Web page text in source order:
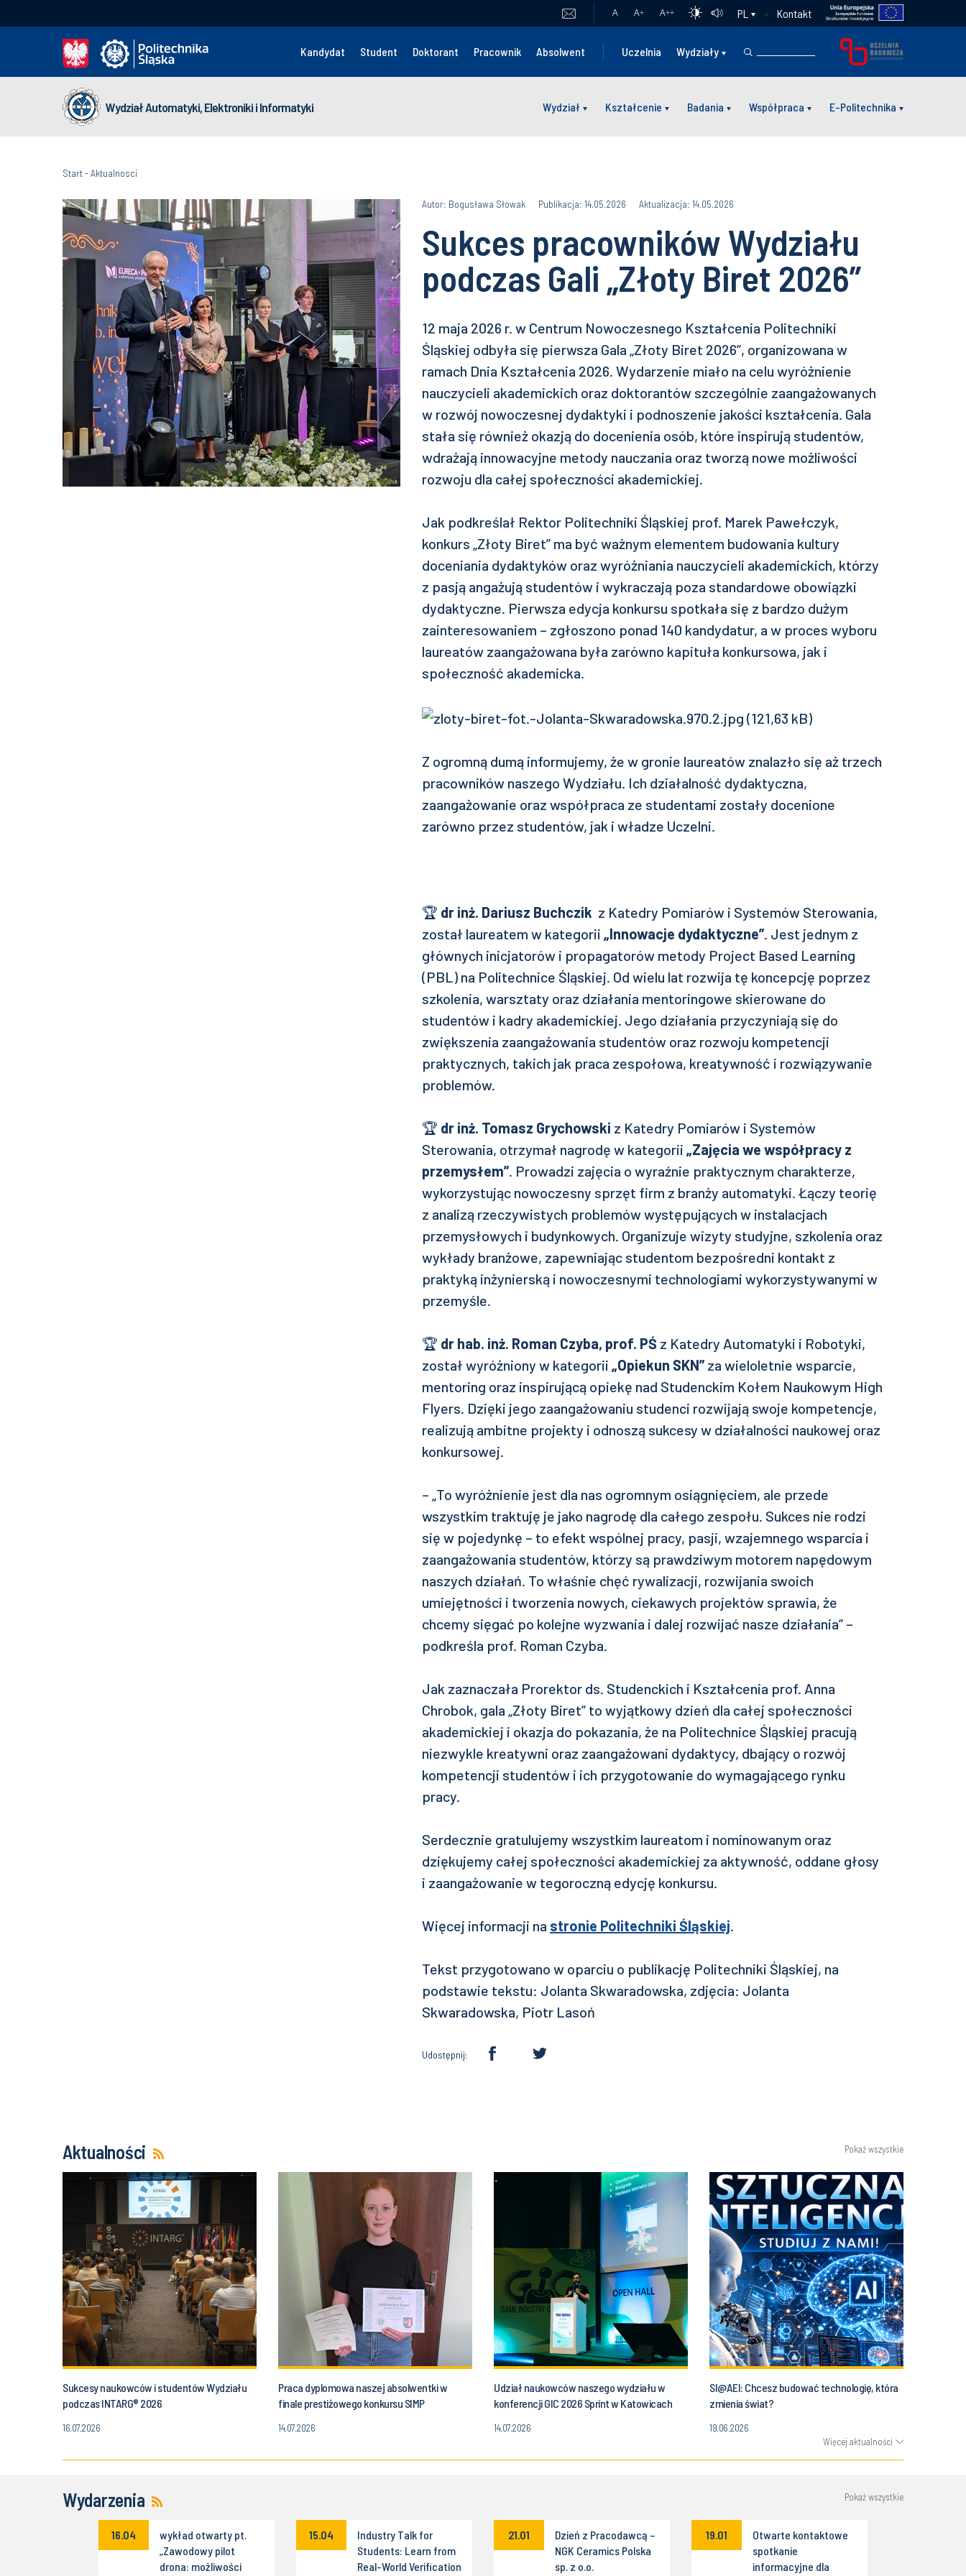
A A+ A++ PL Kontakt
Kandydat Student Doktorant Pracownik Absolwent Uczelnia Wydziały
Wydział Automatyki, Elektroniki i Informatyki Wydział Kształcenie Badania Współpraca E-Politechnika
Start-Aktualnosci
Autor: Bogusława Słowak Publikacja: 14.05.2026 Aktualizacja: 14.05.2026
Sukces pracowników Wydziału
podczas Gali „Złoty Biret 2026”
12 maja 2026 r. w Centrum Nowoczesnego Kształcenia Politechniki
Śląskiej odbyła się pierwsza Gala „Złoty Biret 2026”, organizowana w
ramach Dnia Kształcenia 2026. Wydarzenie miało na celu wyróżnienie
nauczycieli akademickich oraz doktorantów szczególnie zaangażowanych
w rozwój nowoczesnej dydaktyki i podnoszenie jakości kształcenia. Gala
stała się również okazją do docenienia osób, które inspirują studentów,
wdrażają innowacyjne metody nauczania oraz tworzą nowe możliwości
rozwoju dla całej społeczności akademickiej.
Jak podkreślał Rektor Politechniki Śląskiej prof. Marek Pawełczyk,
konkurs „Złoty Biret” ma być ważnym elementem budowania kultury
doceniania dydaktyków oraz wyróżniania nauczycieli akademickich, którzy
z pasją angażują studentów i wykraczają poza standardowe obowiązki
dydaktyczne. Pierwsza edycja konkursu spotkała się z bardzo dużym
zainteresowaniem – zgłoszono ponad 140 kandydatur, a w proces wyboru
laureatów zaangażowana była zarówno kapituła konkursowa, jak i
społeczność akademicka.
Z ogromną dumą informujemy, że w gronie laureatów znalazło się aż trzech
pracowników naszego Wydziału. Ich działalność dydaktyczna,
zaangażowanie oraz współpraca ze studentami zostały docenione
zarówno przez studentów, jak i władze Uczelni.
🏆 dr inż. Dariusz Buchczik z Katedry Pomiarów i Systemów Sterowania,
został laureatem w kategorii „Innowacje dydaktyczne”. Jest jednym z
głównych inicjatorów i propagatorów metody Project Based Learning
(PBL) na Politechnice Śląskiej. Od wielu lat rozwija tę koncepcję poprzez
szkolenia, warsztaty oraz działania mentoringowe skierowane do
studentów i kadry akademickiej. Jego działania przyczyniają się do
zwiększenia zaangażowania studentów oraz rozwoju kompetencji
praktycznych, takich jak praca zespołowa, kreatywność i rozwiązywanie
problemów.
🏆 dr inż. Tomasz Grychowski z Katedry Pomiarów i Systemów
Sterowania, otrzymał nagrodę w kategorii „Zajęcia we współpracy z
przemysłem”. Prowadzi zajęcia o wyraźnie praktycznym charakterze,
wykorzystując nowoczesny sprzęt firm z branży automatyki. Łączy teorię
z analizą rzeczywistych problemów występujących w instalacjach
przemysłowych i budynkowych. Organizuje wizyty studyjne, szkolenia oraz
wykłady branżowe, zapewniając studentom bezpośredni kontakt z
praktyką inżynierską i nowoczesnymi technologiami wykorzystywanymi w
przemyśle.
🏆 dr hab. inż. Roman Czyba, prof. PŚ z Katedry Automatyki i Robotyki,
został wyróżniony w kategorii „Opiekun SKN” za wieloletnie wsparcie,
mentoring oraz inspirującą opiekę nad Studenckim Kołem Naukowym High
Flyers. Dzięki jego zaangażowaniu studenci rozwijają swoje kompetencje,
realizują ambitne projekty i odnoszą sukcesy w działalności naukowej oraz
konkursowej.
– „To wyróżnienie jest dla nas ogromnym osiągnięciem, ale przede
wszystkim traktuję je jako nagrodę dla całego zespołu. Sukces nie rodzi
się w pojedynkę – to efekt wspólnej pracy, pasji, wzajemnego wsparcia i
zaangażowania studentów, którzy są prawdziwym motorem napędowym
naszych działań. To właśnie chęć rywalizacji, rozwijania swoich
umiejętności i tworzenia nowych, ciekawych projektów sprawia, że
chcemy sięgać po kolejne wyzwania i dalej rozwijać nasze działania” –
podkreśla prof. Roman Czyba.
Jak zaznaczała Prorektor ds. Studenckich i Kształcenia prof. Anna
Chrobok, gala „Złoty Biret” to wyjątkowy dzień dla całej społeczności
akademickiej i okazja do pokazania, że na Politechnice Śląskiej pracują
niezwykle kreatywni oraz zaangażowani dydaktycy, dbający o rozwój
kompetencji studentów i ich przygotowanie do wymagającego rynku
pracy.
Serdecznie gratulujemy wszystkim laureatom i nominowanym oraz
dziękujemy całej społeczności akademickiej za aktywność, oddane głosy
i zaangażowanie w tegoroczną edycję konkursu.
Więcej informacji na stronie Politechniki Śląskiej.
Tekst przygotowano w oparciu o publikację Politechniki Śląskiej, na
podstawie tekstu: Jolanta Skwaradowska, zdjęcia: Jolanta
Skwaradowska, Piotr Lasoń
Udostępnij:
Aktualności Pokaż wszystkie
Sukcesy naukowców i studentów Wydziału
podczas INTARG® 2026
16.07.2026
Praca dyplomowa naszej absolwentki w
finale prestiżowego konkursu SIMP
14.07.2026
Udział naukowców naszego wydziału w
konferencji GIC 2026 Sprint w Katowicach
14.07.2026
SI@AEI: Chcesz budować technologię, która
zmienia świat?
19.06.2026
Więcej aktualności
Wydarzenia Pokaż wszystkie
16.04
wykład otwarty pt.
„Zawodowy pilot
drona: możliwości
15.04
Industry Talk for
Students: Learn from
Real-World Verification
21.01
Dzień z Pracodawcą –
NGK Ceramics Polska
sp. z o.o.
19.01
Otwarte kontaktowe
spotkanie
informacyjne dla